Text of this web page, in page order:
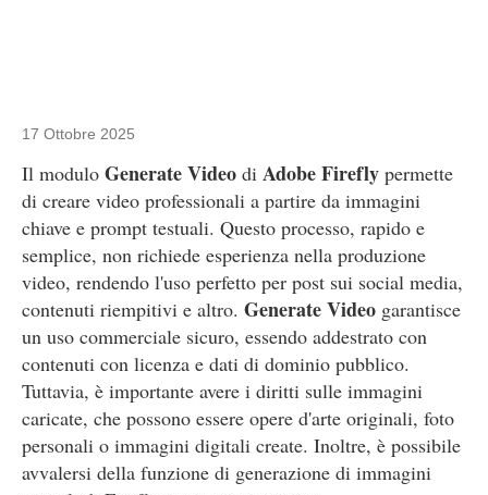
17 Ottobre 2025
Il modulo Generate Video di Adobe Firefly permette
di creare video professionali a partire da immagini
chiave e prompt testuali. Questo processo, rapido e
semplice, non richiede esperienza nella produzione
video, rendendo l'uso perfetto per post sui social media,
contenuti riempitivi e altro. Generate Video garantisce
un uso commerciale sicuro, essendo addestrato con
contenuti con licenza e dati di dominio pubblico.
Tuttavia, è importante avere i diritti sulle immagini
caricate, che possono essere opere d'arte originali, foto
personali o immagini digitali create. Inoltre, è possibile
avvalersi della funzione di generazione di immagini